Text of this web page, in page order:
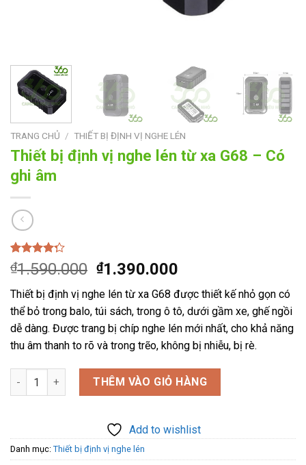
TRANG CHỦ / THIẾT BỊ ĐỊNH VỊ NGHE LÉN
Thiết bị định vị nghe lén từ xa G68 – Có
ghi âm
4.00
trên
5 dựa
trên
1
giá
₫1.590.000 Giá
gốc
là:
₫1.590.000.
₫1.390.000
hiện
tại
là:
₫1.390.000.
Thiết bị định vị nghe lén từ xa G68 được thiết kế nhỏ gọn có
thể bỏ trong balo, túi sách, trong ô tô, dưới gầm xe, ghế ngồi
dễ dàng. Được trang bị chíp nghe lén mới nhất, cho khả năng
thu âm thanh to rõ và trong trẽo, không bị nhiễu, bị rè.
Thiết bị định vị nghe lén từ xa G68 - Có ghi âm số lượng
THÊM VÀO GIỎ HÀNG
Add to wishlist
Danh mục: Thiết bị định vị nghe lén